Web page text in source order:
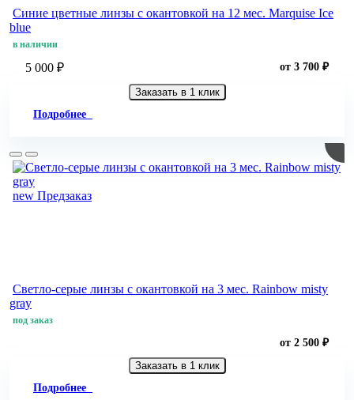
Синие цветные линзы c окантовкой на 12 мес. Marquise Ice
blue
в наличии
5 000 ₽ от 3 700 ₽
Заказать в 1 клик
Подробнее
new Предзаказ
Светло-серые линзы с окантовкой на 3 мес. Rainbow misty
gray
под заказ
от 2 500 ₽
Заказать в 1 клик
Подробнее